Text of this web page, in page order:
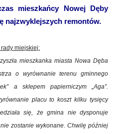
mieszkańcy Nowej Dęby
najzwyklejszych remontów.
rady miejskiej:
mieszkanka miasta Nowa Dęba
o wyrównanie terenu gminnego
a sklepem papierniczym „Aga”.
placu to koszt kilku tysięcy
się, że gmina nie dysponuje
zostanie wykonane. Chwilę później